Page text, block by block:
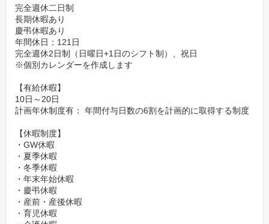
完全週休二日制
長期休暇あり
慶弔休暇あり
年間休日：121日
完全週休2日制（日曜日+1日のシフト制）、祝日
※個別カレンダーを作成します
【有給休暇】
10日～20日
計画年休制度有： 年間付与日数の6割を計画的に取得する制度
【休暇制度】
・GW休暇
・夏季休暇
・冬季休暇
・年末年始休暇
・慶弔休暇
・産前・産後休暇
・育児休暇